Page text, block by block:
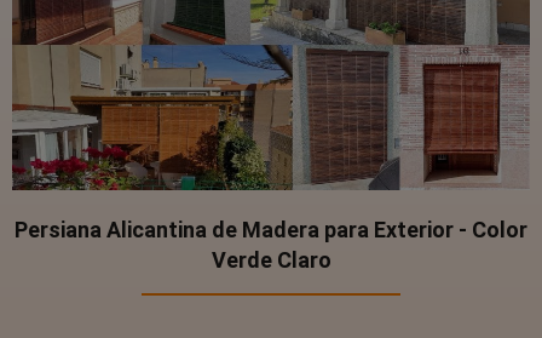
Persiana Alicantina de Madera para Exterior - Color
Verde Claro